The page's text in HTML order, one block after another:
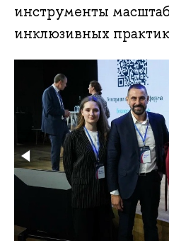
инструменты
инклюзивных